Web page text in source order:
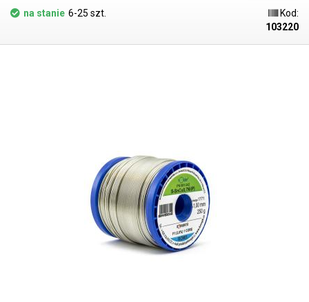
na stanie 6-25 szt.
Kod:
103220